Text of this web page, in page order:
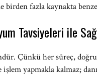
birden fazla kaynakta
Tavsiyeleri ile
Çünkü her süreç,
işlem yapmakla kalmaz;